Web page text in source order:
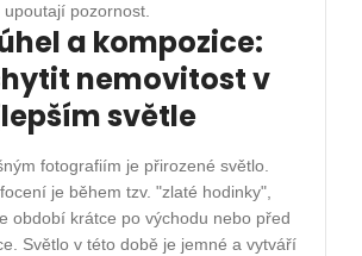
pozornost.
a kompozice:
nemovitost v
světle
fotografiím je přirozené světlo.
je během tzv. "zlaté hodinky",
období krátce po východu nebo před
Světlo v této době je jemné a vytváří